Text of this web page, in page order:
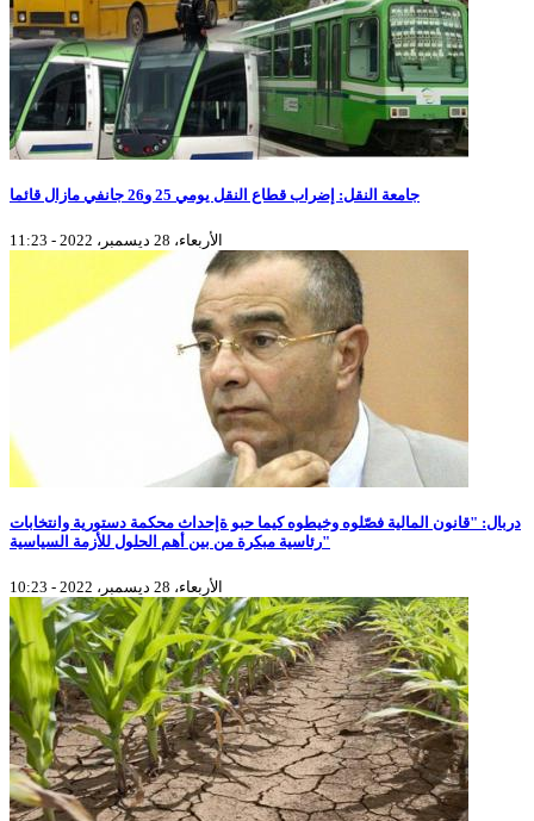
جامعة النقل: إضراب قطاع النقل يومي 25 و26 جانفي مازال قائما
الأربعاء، 28 ديسمبر، 2022 - 11:23
دربال: "قانون المالية فصّلوه وخيطوه كيما حبو ةإحداث محكمة دستورية وانتخابات
رئاسية مبكرة من بين أهم الحلول للأزمة السياسية"
الأربعاء، 28 ديسمبر، 2022 - 10:23